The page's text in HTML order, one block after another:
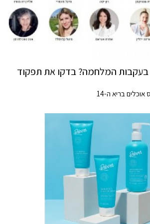
בעקבות המלחמה? בדקו את תפקוד
בריא ה-14